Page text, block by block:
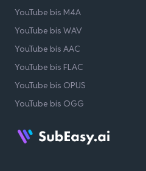
YouTube bis M4A
YouTube bis WAV
YouTube bis AAC
YouTube bis FLAC
YouTube bis OPUS
YouTube bis OGG